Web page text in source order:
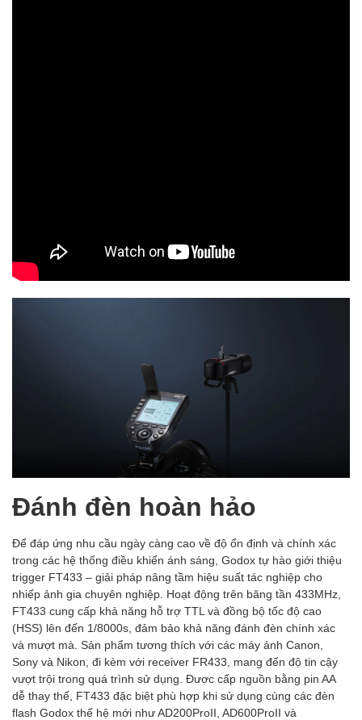
Đánh đèn hoàn hảo
Để đáp ứng nhu cầu ngày càng cao về độ ổn định và chính xác
trong các hệ thống điều khiển ánh sáng, Godox tự hào giới thiệu
trigger FT433 – giải pháp nâng tầm hiệu suất tác nghiệp cho
nhiếp ảnh gia chuyên nghiệp. Hoạt động trên băng tần 433MHz,
FT433 cung cấp khả năng hỗ trợ TTL và đồng bộ tốc độ cao
(HSS) lên đến 1/8000s, đảm bảo khả năng đánh đèn chính xác
và mượt mà. Sản phẩm tương thích với các máy ảnh Canon,
Sony và Nikon, đi kèm với receiver FR433, mang đến độ tin cậy
vượt trội trong quá trình sử dụng. Được cấp nguồn bằng pin AA
dễ thay thế, FT433 đặc biệt phù hợp khi sử dụng cùng các đèn
flash Godox thế hệ mới như AD200ProII, AD600ProII và